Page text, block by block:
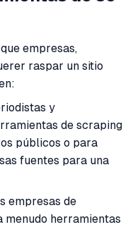
empresas,
raspar un sitio
y
de scraping
públicos o para
fuentes para una
empresas de
herramientas